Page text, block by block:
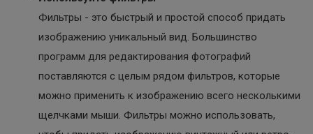
Фильтры - это быстрый и простой способ придать
изображению уникальный вид. Большинство
программ для редактирования фотографий
поставляются с целым рядом фильтров, которые
можно применить к изображению всего несколькими
щелчками мыши. Фильтры можно использовать,